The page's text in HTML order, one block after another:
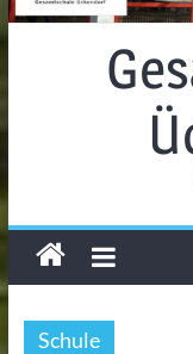
Ferien!!!
Schule